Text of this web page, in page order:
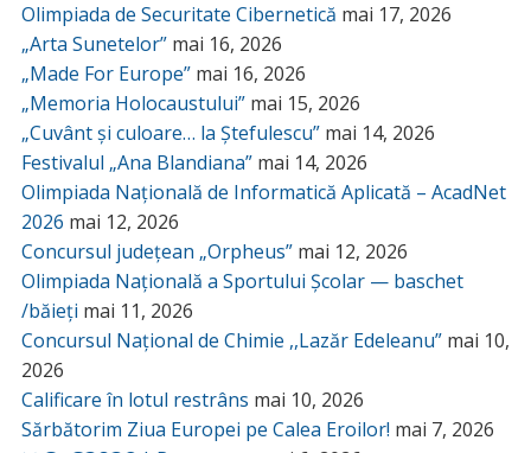
Olimpiada de Securitate Cibernetică mai 17, 2026
„Arta Sunetelor” mai 16, 2026
„Made For Europe” mai 16, 2026
„Memoria Holocaustului” mai 15, 2026
„Cuvânt și culoare… la Ștefulescu” mai 14, 2026
Festivalul „Ana Blandiana” mai 14, 2026
Olimpiada Națională de Informatică Aplicată – AcadNet
2026 mai 12, 2026
Concursul județean „Orpheus” mai 12, 2026
Olimpiada Națională a Sportului Școlar — baschet
/băieți mai 11, 2026
Concursul Național de Chimie ,,Lazăr Edeleanu” mai 10,
2026
Calificare în lotul restrâns mai 10, 2026
Sărbătorim Ziua Europei pe Calea Eroilor! mai 7, 2026